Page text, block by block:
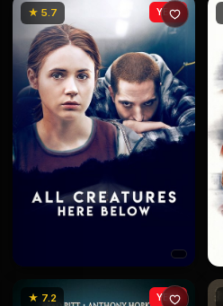
★ 5.7 YENİ
★ 7.2 YENİ